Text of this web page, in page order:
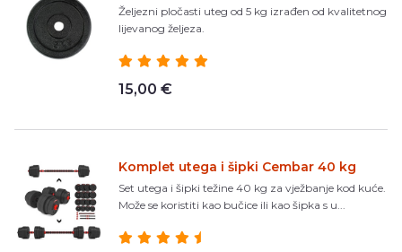
Željezni pločasti uteg od 5 kg izrađen od kvalitetnog
lijevanog željeza.
15,00 €
Komplet utega i šipki Cembar 40 kg
Set utega i šipki težine 40 kg za vježbanje kod kuće.
Može se koristiti kao bučice ili kao šipka s u...